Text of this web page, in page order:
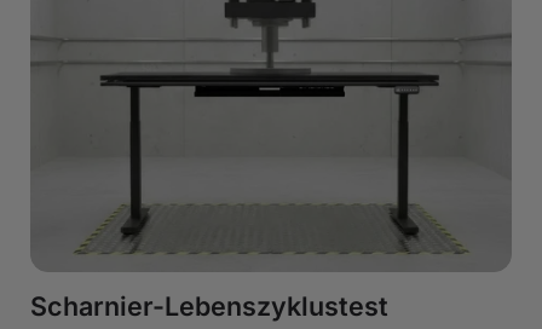
Scharnier-Lebenszyklustest